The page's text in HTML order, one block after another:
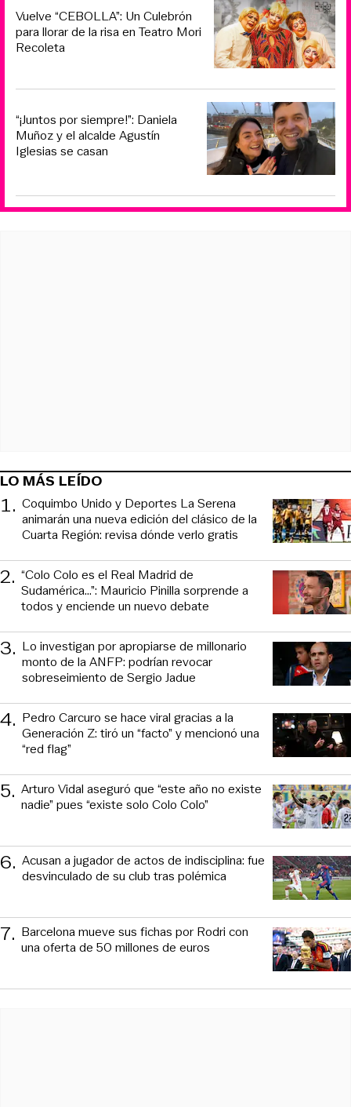
Vuelve “CEBOLLA”: Un Culebrón
para llorar de la risa en Teatro Mori
Recoleta
“¡Juntos por siempre!”: Daniela
Muñoz y el alcalde Agustín
Iglesias se casan
LO MÁS LEÍDO
1. Coquimbo Unido y Deportes La Serena
animarán una nueva edición del clásico de la
Cuarta Región: revisa dónde verlo gratis
2. “Colo Colo es el Real Madrid de
Sudamérica…”: Mauricio Pinilla sorprende a
todos y enciende un nuevo debate
3. Lo investigan por apropiarse de millonario
monto de la ANFP: podrían revocar
sobreseimiento de Sergio Jadue
4. Pedro Carcuro se hace viral gracias a la
Generación Z: tiró un “facto” y mencionó una
“red flag”
5. Arturo Vidal aseguró que “este año no existe
nadie” pues “existe solo Colo Colo”
6. Acusan a jugador de actos de indisciplina: fue
desvinculado de su club tras polémica
7. Barcelona mueve sus fichas por Rodri con
una oferta de 50 millones de euros